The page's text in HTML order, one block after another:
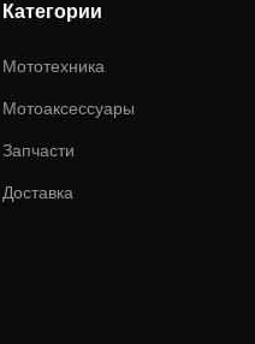
Категории
Мототехника
Мотоаксессуары
Запчасти
Доставка